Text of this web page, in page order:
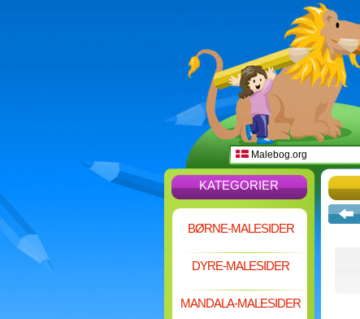
Malebog.org
KATEGORIER
BØRNE-MALESIDER
DYRE-MALESIDER
MANDALA-MALESIDER